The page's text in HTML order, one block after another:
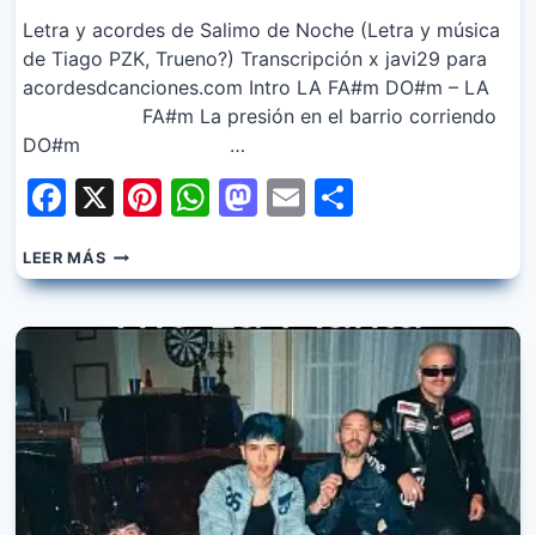
Letra y acordes de Salimo de Noche (Letra y música
de Tiago PZK, Trueno?) Transcripción x javi29 para
acordesdcanciones.com Intro LA FA#m DO#m – LA
FA#m La presión en el barrio corriendo
DO#m …
Facebook
X Pinterest
WhatsApp
Mastodon
Email
LEER MÁSTHE
LA
PLANTA,
CASTILLO,
PINKY
SD
DE
NOCHE